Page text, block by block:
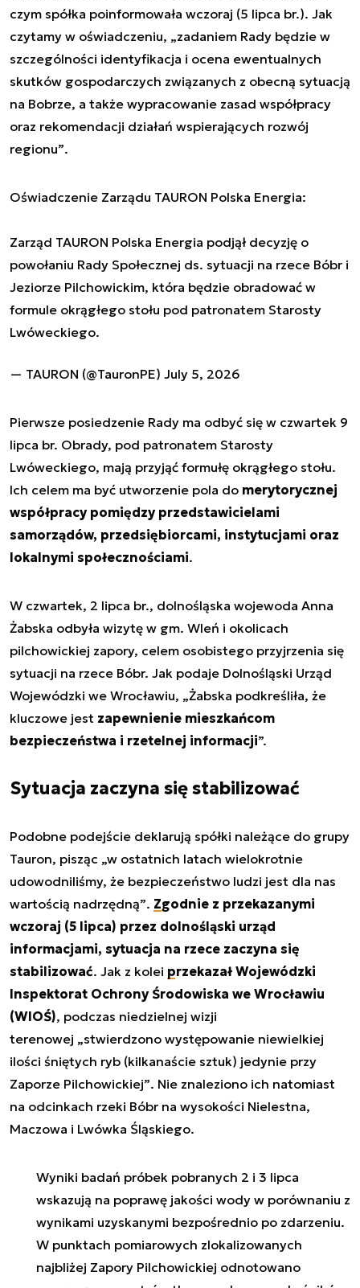
czym spółka poinformowała wczoraj (5 lipca br.). Jak
czytamy w oświadczeniu, „zadaniem Rady będzie w
szczególności identyfikacja i ocena ewentualnych
skutków gospodarczych związanych z obecną sytuacją
na Bobrze, a także wypracowanie zasad współpracy
oraz rekomendacji działań wspierających rozwój
regionu”.
Oświadczenie Zarządu TAURON Polska Energia:
Zarząd TAURON Polska Energia podjął decyzję o
powołaniu Rady Społecznej ds. sytuacji na rzece Bóbr i
Jeziorze Pilchowickim, która będzie obradować w
formule okrągłego stołu pod patronatem Starosty
Lwóweckiego.
— TAURON (@TauronPE) July 5, 2026
Pierwsze posiedzenie Rady ma odbyć się w czwartek 9
lipca br. Obrady, pod patronatem Starosty
Lwóweckiego, mają przyjąć formułę okrągłego stołu.
Ich celem ma być utworzenie pola do merytorycznej
współpracy pomiędzy przedstawicielami
samorządów, przedsiębiorcami, instytucjami oraz
lokalnymi społecznościami.
W czwartek, 2 lipca br., dolnośląska wojewoda Anna
Żabska odbyła wizytę w gm. Wleń i okolicach
pilchowickiej zapory, celem osobistego przyjrzenia się
sytuacji na rzece Bóbr. Jak podaje Dolnośląski Urząd
Wojewódzki we Wrocławiu, „Żabska podkreśliła, że
kluczowe jest zapewnienie mieszkańcom
bezpieczeństwa i rzetelnej informacji”.
Sytuacja zaczyna się stabilizować
Podobne podejście deklarują spółki należące do grupy
Tauron, pisząc „w ostatnich latach wielokrotnie
udowodniliśmy, że bezpieczeństwo ludzi jest dla nas
wartością nadrzędną”. Zgodnie z przekazanymi
wczoraj (5 lipca) przez dolnośląski urząd
informacjami, sytuacja na rzece zaczyna się
stabilizować. Jak z kolei przekazał Wojewódzki
Inspektorat Ochrony Środowiska we Wrocławiu
(WIOŚ), podczas niedzielnej wizji
terenowej „stwierdzono występowanie niewielkiej
ilości śniętych ryb (kilkanaście sztuk) jedynie przy
Zaporze Pilchowickiej”. Nie znaleziono ich natomiast
na odcinkach rzeki Bóbr na wysokości Nielestna,
Maczowa i Lwówka Śląskiego.
Wyniki badań próbek pobranych 2 i 3 lipca
wskazują na poprawę jakości wody w porównaniu z
wynikami uzyskanymi bezpośrednio po zdarzeniu.
W punktach pomiarowych zlokalizowanych
najbliżej Zapory Pilchowickiej odnotowano